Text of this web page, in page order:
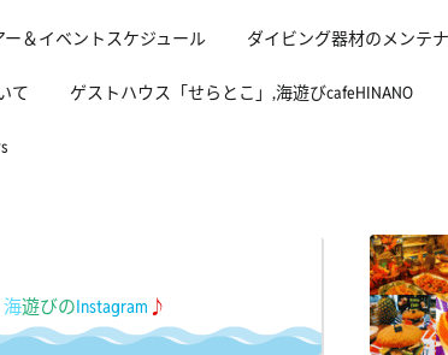
＆イベントスケジュール ダイビング器材のメンテ
て ゲストハウス「せらとこ」,海遊びcafeHINANO
海遊びのInstagram ♪